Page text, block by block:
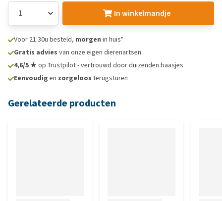
In winkelmandje
Voor 21:30u besteld, morgen in huis*
Gratis advies van onze eigen dierenartsen
4,6/5 ★op Trustpilot - vertrouwd door duizenden baasjes
Eenvoudig en zorgeloos terugsturen
Gerelateerde producten